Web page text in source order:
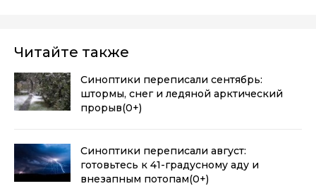
Читайте также
Синоптики переписали сентябрь:
штормы, снег и ледяной арктический
прорыв(0+)
Синоптики переписали август:
готовьтесь к 41-градусному аду и
внезапным потопам(0+)